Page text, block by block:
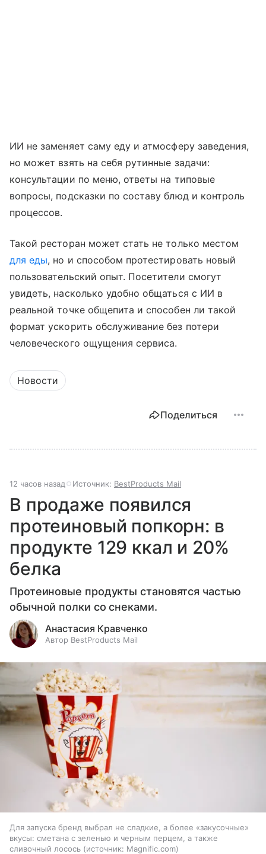
ИИ не заменяет саму еду и атмосферу заведения,
но может взять на себя рутинные задачи:
консультации по меню, ответы на типовые
вопросы, подсказки по составу блюд и контроль
процессов.
Такой ресторан может стать не только местом
для еды, но и способом протестировать новый
пользовательский опыт. Посетители смогут
увидеть, насколько удобно общаться с ИИ в
реальной точке общепита и способен ли такой
формат ускорить обслуживание без потери
человеческого ощущения сервиса.
Новости
Поделиться
12 часов назад Источник: BestProducts Mail
В продаже появился
протеиновый попкорн: в
продукте 129 ккал и 20%
белка
Протеиновые продукты становятся частью
обычной полки со снеками.
Анастасия Кравченко
Автор BestProducts Mail
Для запуска бренд выбрал не сладкие, а более «закусочные»
вкусы: сметана с зеленью и черным перцем, а также
сливочный лосось
источник: Magnific.com